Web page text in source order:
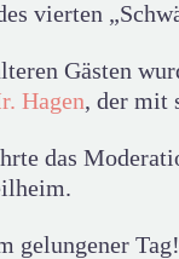
vierten
Gästen
Hagen, der mit
das
gelungener Tag!